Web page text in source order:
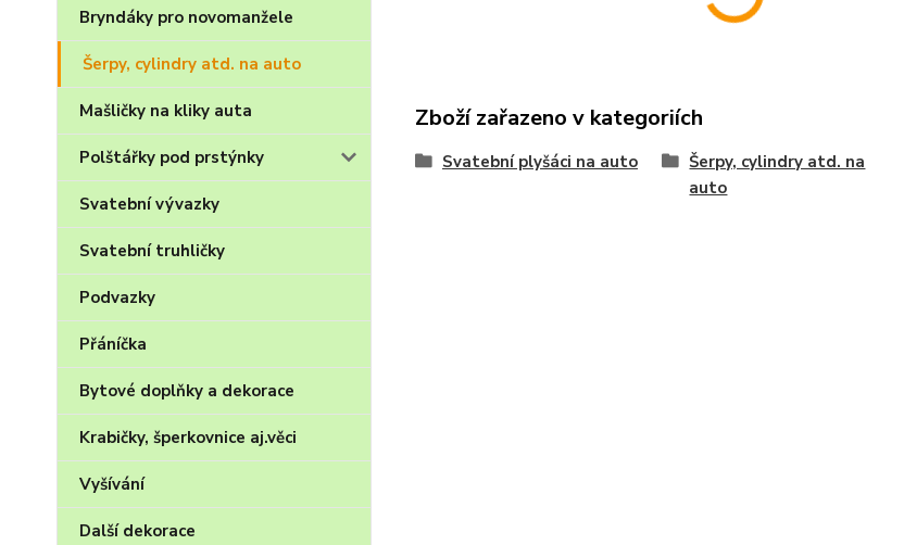
Bryndáky pro novomanžele
Šerpy, cylindry atd. na auto
Mašličky na kliky auta
Polštářky pod prstýnky
Svatební vývazky
Svatební truhličky
Podvazky
Přáníčka
Bytové doplňky a dekorace
Krabičky, šperkovnice aj.věci
Vyšívání
Další dekorace
Zboží zařazeno v kategoriích
Svatební plyšáci na auto
Šerpy, cylindry atd. na
auto